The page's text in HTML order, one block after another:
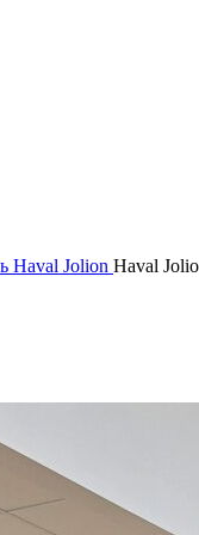
Haval Jolion Haval